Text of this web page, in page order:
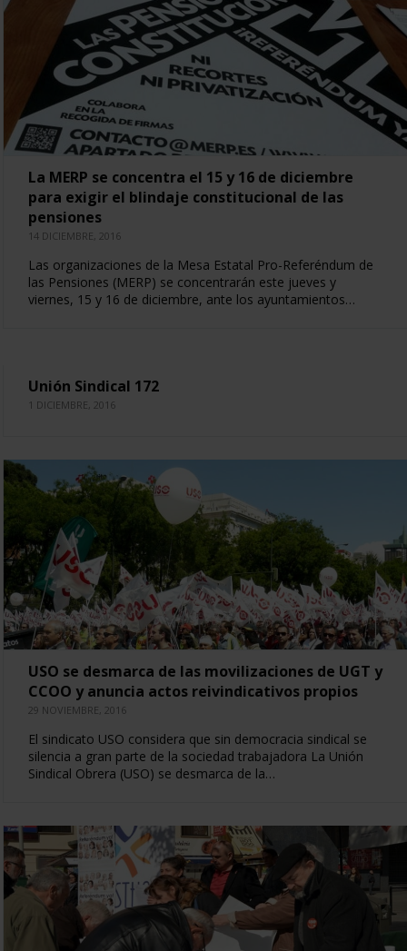
La MERP se concentra el 15 y 16 de diciembre
para exigir el blindaje constitucional de las
pensiones
14 DICIEMBRE, 2016
Las organizaciones de la Mesa Estatal Pro-Referéndum de
las Pensiones (MERP) se concentrarán este jueves y
viernes, 15 y 16 de diciembre, ante los ayuntamientos…
Unión Sindical 172
1 DICIEMBRE, 2016
USO se desmarca de las movilizaciones de UGT y
CCOO y anuncia actos reivindicativos propios
29 NOVIEMBRE, 2016
El sindicato USO considera que sin democracia sindical se
silencia a gran parte de la sociedad trabajadora La Unión
Sindical Obrera (USO) se desmarca de la…